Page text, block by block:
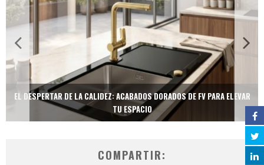
EL DESPERTAR DE LA CALIDEZ: ACABADOS DORADOS DE FV PARA ELEVAR
TU ESPACIO
COMPARTIR: